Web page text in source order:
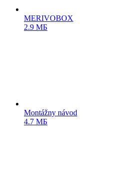
MERIVOBOX
2.9 МБ
Montážny návod
4.7 МБ